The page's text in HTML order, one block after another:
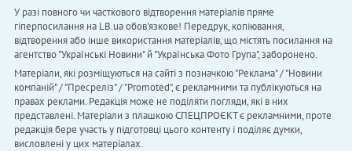
У разі повного чи часткового відтворення матеріалів пряме
гіперпосилання на LB.ua обов'язкове! Передрук, копіювання,
відтворення або інше використання матеріалів, що містять посилання на
агентство "Українськi Новини" й "Українська Фото Група", заборонено.
Матеріали, які розміщуються на сайті з позначкою "Реклама" / "Новини
компаній" / "Пресреліз" / "Promoted", є рекламними та публікуються на
правах реклами. Редакція може не поділяти погляди, які в них
представлені. Матеріали з плашкою СПЕЦПРОЄКТ є рекламними, проте
редакція бере участь у підготовці цього контенту і поділяє думки,
висловлені у цих матеріалах.